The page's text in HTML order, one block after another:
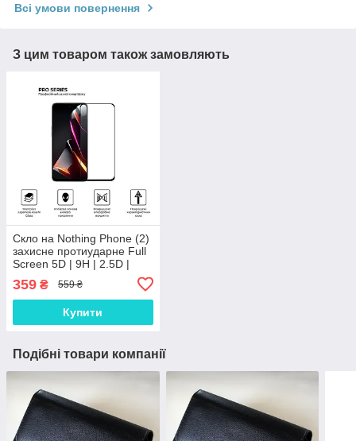
Всі умови повернення
З цим товаром також замовляють
Скло на Nothing Phone (2)
захисне протиударне Full
Screen 5D | 9H | 2.5D |
Nano - покриття "HYPER"
359 ₴ 559 ₴
Купити
Подібні товари компанії